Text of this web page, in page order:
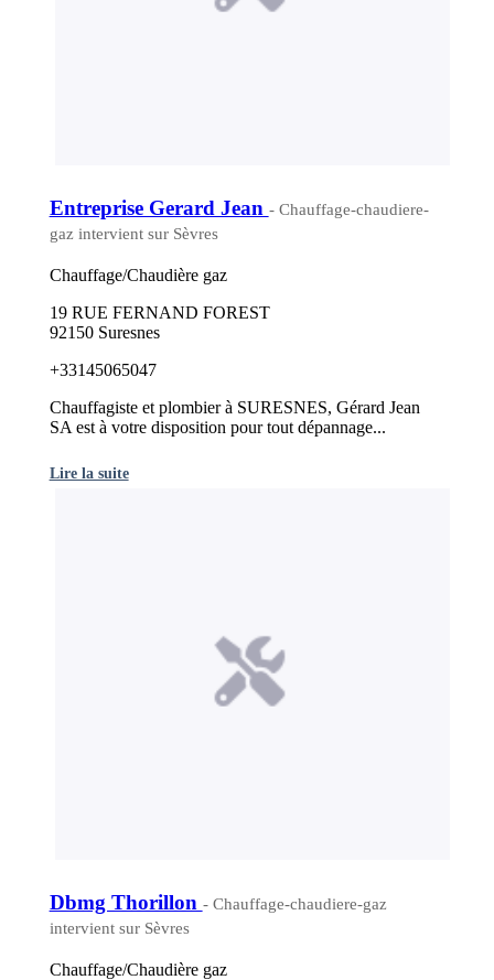
Entreprise Gerard Jean - Chauffage-chaudiere-
gaz intervient sur Sèvres
Chauffage/Chaudière gaz
19 RUE FERNAND FOREST
92150 Suresnes
+33145065047
Chauffagiste et plombier à SURESNES, Gérard Jean
SA est à votre disposition pour tout dépannage...
Lire la suite
Dbmg Thorillon - Chauffage-chaudiere-gaz
intervient sur Sèvres
Chauffage/Chaudière gaz